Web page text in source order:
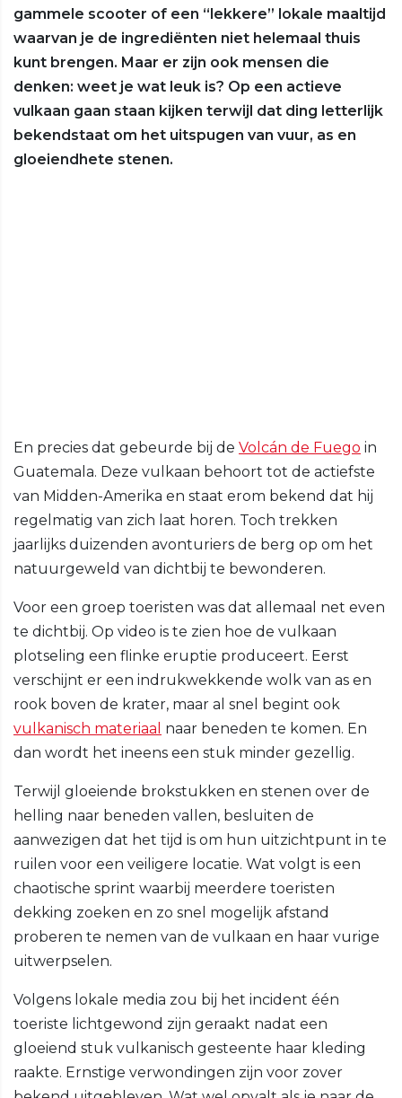
gammele scooter of een “lekkere” lokale maaltijd
waarvan je de ingrediënten niet helemaal thuis
kunt brengen. Maar er zijn ook mensen die
denken: weet je wat leuk is? Op een actieve
vulkaan gaan staan kijken terwijl dat ding letterlijk
bekendstaat om het uitspugen van vuur, as en
gloeiendhete stenen.
En precies dat gebeurde bij de Volcán de Fuego in
Guatemala. Deze vulkaan behoort tot de actiefste
van Midden-Amerika en staat erom bekend dat hij
regelmatig van zich laat horen. Toch trekken
jaarlijks duizenden avonturiers de berg op om het
natuurgeweld van dichtbij te bewonderen.
Voor een groep toeristen was dat allemaal net even
te dichtbij. Op video is te zien hoe de vulkaan
plotseling een flinke eruptie produceert. Eerst
verschijnt er een indrukwekkende wolk van as en
rook boven de krater, maar al snel begint ook
vulkanisch materiaal naar beneden te komen. En
dan wordt het ineens een stuk minder gezellig.
Terwijl gloeiende brokstukken en stenen over de
helling naar beneden vallen, besluiten de
aanwezigen dat het tijd is om hun uitzichtpunt in te
ruilen voor een veiligere locatie. Wat volgt is een
chaotische sprint waarbij meerdere toeristen
dekking zoeken en zo snel mogelijk afstand
proberen te nemen van de vulkaan en haar vurige
uitwerpselen.
Volgens lokale media zou bij het incident één
toeriste lichtgewond zijn geraakt nadat een
gloeiend stuk vulkanisch gesteente haar kleding
raakte. Ernstige verwondingen zijn voor zover